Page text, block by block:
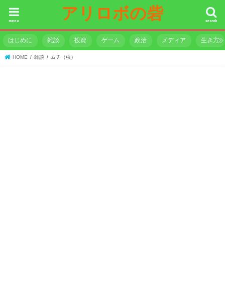
アリロボの砦 search
menu
はじめに 雑談 投資 ゲーム 政治 メディア 生き方
HOME 雑談 ムチ（虫）